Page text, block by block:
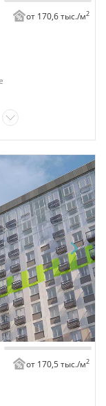
от 170,6 тыс./м2
от 170,5 тыс./м2